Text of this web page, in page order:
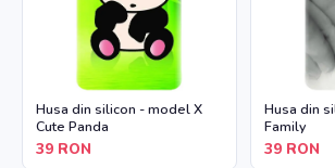
Husa din silicon - model X
Cute Panda
39 RON
Husa din
Family
39 RON